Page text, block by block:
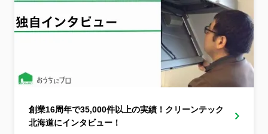
創業16周年で35,000件以上の実績！クリーンテック
北海道にインタビュー！